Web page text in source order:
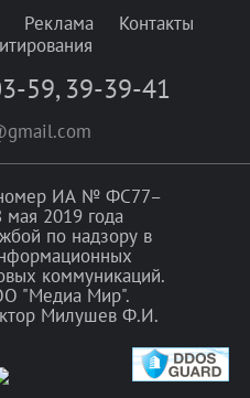
Реклама
Контакты
59, 39-39-41
номер ИА № ФС77–
2019 года
по надзору в
коммуникаций.
"Медиа Мир".
Милушев Ф.И.